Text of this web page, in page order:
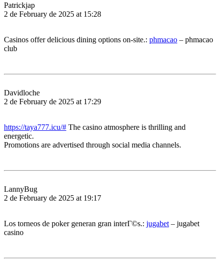
Patrickjap
2 de February de 2025 at 15:28
Casinos offer delicious dining options on-site.: phmacao – phmacao
club
Davidloche
2 de February de 2025 at 17:29
https://taya777.icu/# The casino atmosphere is thrilling and
energetic.
Promotions are advertised through social media channels.
LannyBug
2 de February de 2025 at 19:17
Los torneos de poker generan gran interГ©s.: jugabet – jugabet
casino